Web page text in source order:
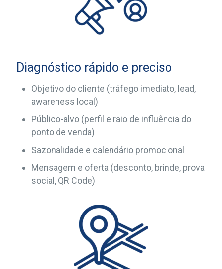
Diagnóstico rápido e preciso
Objetivo do cliente (tráfego imediato, lead,
awareness local)
Público-alvo (perfil e raio de influência do
ponto de venda)
Sazonalidade e calendário promocional
Mensagem e oferta (desconto, brinde, prova
social, QR Code)